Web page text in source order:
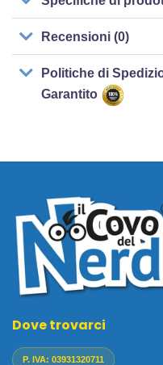
Recensioni (0)
Politiche di
Garantito
Dove trovarci
P. IVA: 03931320711